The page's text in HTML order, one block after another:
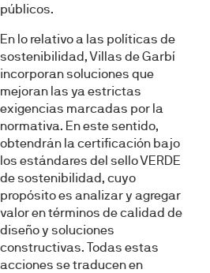
Estadística
Marketing
Permitir todas
Denegar
públicos.
En lo relativo a las políticas de
sostenibilidad, Villas de Garbí
incorporan soluciones que
mejoran las ya estrictas
exigencias marcadas por la
normativa. En este sentido,
obtendrán la certificación bajo
los estándares del sello VERDE
de sostenibilidad, cuyo
propósito es analizar y agregar
valor en términos de calidad de
diseño y soluciones
constructivas. Todas estas
acciones se traducen en